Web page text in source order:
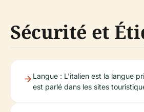
Sécurité et
Langue : L'italien est la langue
est parlé dans les sites